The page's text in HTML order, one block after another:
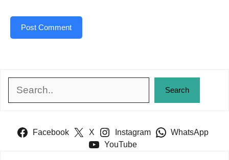
Search
Facebook X Instagram
WhatsApp
YouTube